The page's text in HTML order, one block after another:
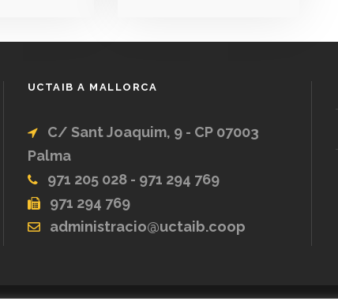
UCTAIB A MALLORCA
C/ Sant Joaquim, 9 - CP 07003
Palma
971 205 028 - 971 294 769
971 294 769
administracio@uctaib.coop